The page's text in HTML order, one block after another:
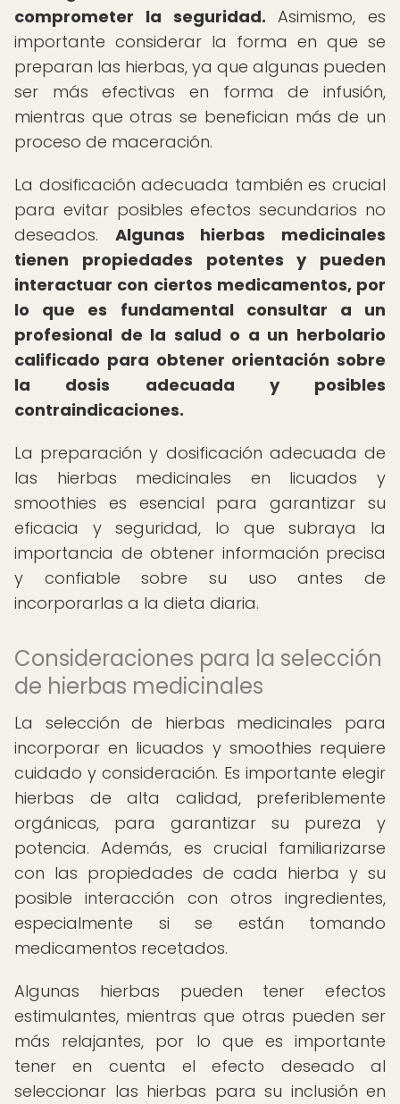
comprometer la seguridad. Asimismo, es
importante considerar la forma en que se
preparan las hierbas, ya que algunas pueden
ser más efectivas en forma de infusión,
mientras que otras se benefician más de un
proceso de maceración.
La dosificación adecuada también es crucial
para evitar posibles efectos secundarios no
deseados. Algunas hierbas medicinales
tienen propiedades potentes y pueden
interactuar con ciertos medicamentos, por
lo que es fundamental consultar a un
profesional de la salud o a un herbolario
calificado para obtener orientación sobre
la dosis adecuada y posibles
contraindicaciones.
La preparación y dosificación adecuada de
las hierbas medicinales en licuados y
smoothies es esencial para garantizar su
eficacia y seguridad, lo que subraya la
importancia de obtener información precisa
y confiable sobre su uso antes de
incorporarlas a la dieta diaria.
Consideraciones para la selección
de hierbas medicinales
La selección de hierbas medicinales para
incorporar en licuados y smoothies requiere
cuidado y consideración. Es importante elegir
hierbas de alta calidad, preferiblemente
orgánicas, para garantizar su pureza y
potencia. Además, es crucial familiarizarse
con las propiedades de cada hierba y su
posible interacción con otros ingredientes,
especialmente si se están tomando
medicamentos recetados.
Algunas hierbas pueden tener efectos
estimulantes, mientras que otras pueden ser
más relajantes, por lo que es importante
tener en cuenta el efecto deseado al
seleccionar las hierbas para su inclusión en